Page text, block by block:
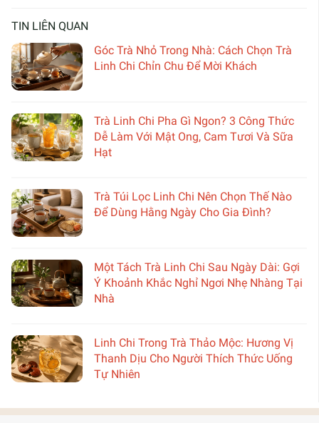
TIN LIÊN QUAN
Góc Trà Nhỏ Trong Nhà: Cách Chọn Trà
Linh Chi Chỉn Chu Để Mời Khách
Trà Linh Chi Pha Gì Ngon? 3 Công Thức
Dễ Làm Với Mật Ong, Cam Tươi Và Sữa
Hạt
Trà Túi Lọc Linh Chi Nên Chọn Thế Nào
Để Dùng Hằng Ngày Cho Gia Đình?
Một Tách Trà Linh Chi Sau Ngày Dài: Gợi
Ý Khoảnh Khắc Nghỉ Ngơi Nhẹ Nhàng Tại
Nhà
Linh Chi Trong Trà Thảo Mộc: Hương Vị
Thanh Dịu Cho Người Thích Thức Uống
Tự Nhiên